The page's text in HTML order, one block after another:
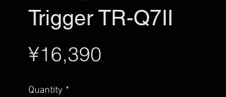
Trigger TR-Q7II
¥16,390
Quantity *